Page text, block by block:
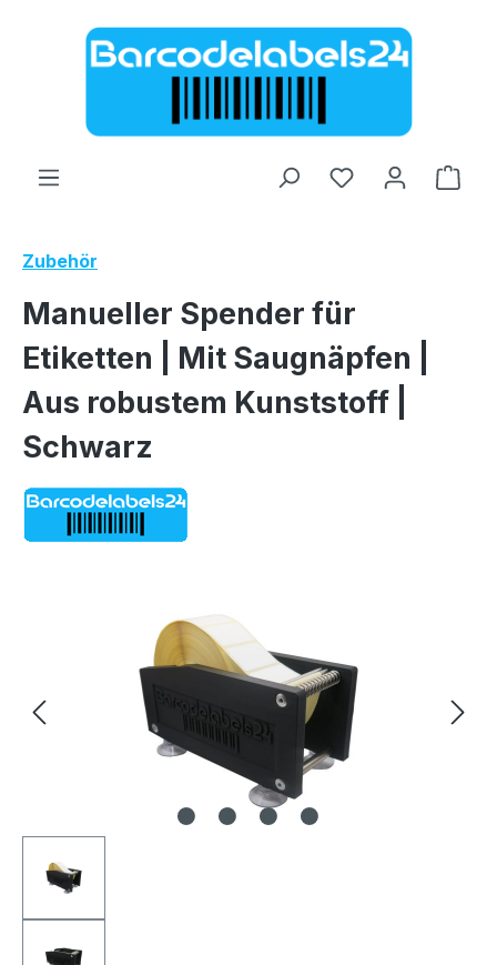
Zum Hauptinhalt springen
Zubehör
Manueller Spender für
Etiketten | Mit Saugnäpfen |
Aus robustem Kunststoff |
Schwarz